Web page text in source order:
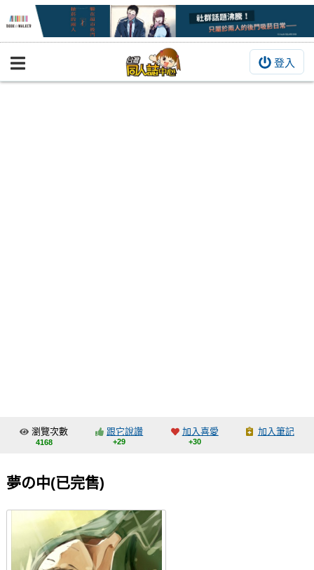
登入
BOOKY書集倉庫
交流中心
會員功能選單
會員中心
註冊會員
登入
瀏覽次數
4168
跟它說讚
+29
加入喜愛
+30
加入筆記
夢の中(已完售)